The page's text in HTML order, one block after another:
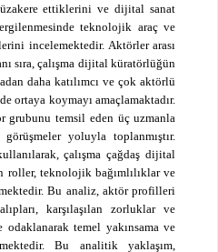
ettiklerini ve dijital sanat
teknolojik araç ve
incelemektedir. Aktörler arası
sıra, çalışma dijital küratörlüğün
daha katılımcı ve çok aktörlü
ortaya koymayı amaçlamaktadır.
temsil eden üç uzmanla
görüşmeler yoluyla toplanmıştır.
çalışma çağdaş dijital
roller, teknolojik bağımlılıklar ve
Bu analiz, aktör profilleri
karşılaşılan zorluklar ve
temel yakınsama ve
Bu analitik yaklaşım,